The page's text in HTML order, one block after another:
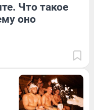
Что такое
оно